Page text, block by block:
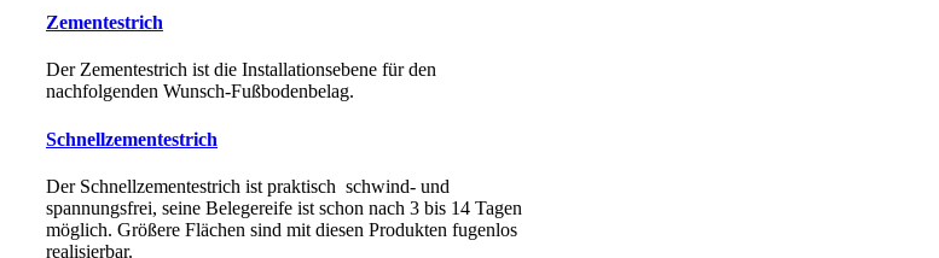
Zementestrich
Der Zementestrich ist die Installationsebene für den
nachfolgenden Wunsch-Fußbodenbelag.
Schnellzementestrich
Der Schnellzementestrich ist praktisch schwind- und
spannungsfrei, seine Belegereife ist schon nach 3 bis 14 Tagen
möglich. Größere Flächen sind mit diesen Produkten fugenlos
realisierbar.